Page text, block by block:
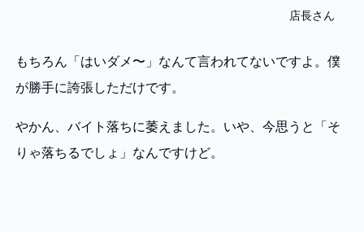
店長さん
もちろん「はいダメ〜」なんて言われてないですよ。僕
が勝手に誇張しただけです。
やかん、バイト落ちに萎えました。いや、今思うと「そ
りゃ落ちるでしょ」なんですけど。